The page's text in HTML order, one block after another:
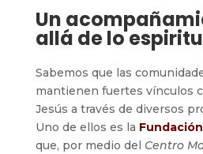
Un
allá de lo
Sabemos que las
mantienen fuertes vínculos
Jesús a través de diversos
Uno de ellos es la
que, por medio del Centro